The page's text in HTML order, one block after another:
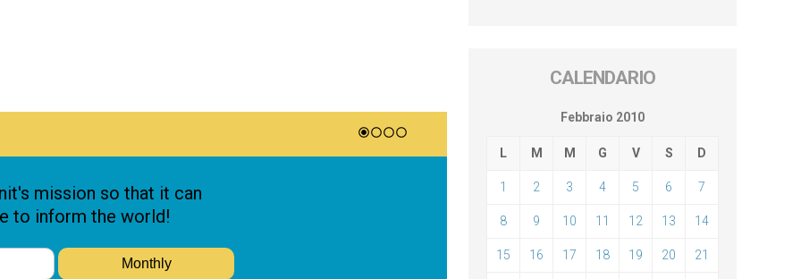
CALENDARIO
Febbraio 2010
L M M G V S D
1 2 3 4 5 6 7
8 9 10 11 12 13 14
15 16 17 18 19 20 21